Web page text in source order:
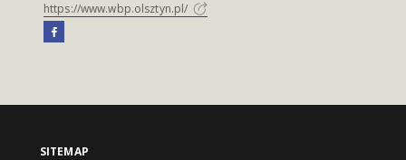
https://www.wbp.olsztyn.pl/
SITEMAP